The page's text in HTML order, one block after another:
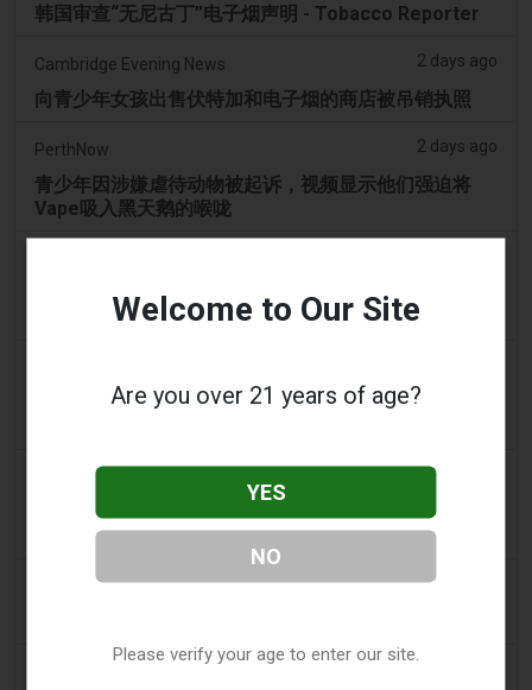
韩国审查“无尼古丁”电子烟声明 - Tobacco Reporter
Cambridge Evening News 2 days ago
向青少年女孩出售伏特加和电子烟的商店被吊销执照
PerthNow 2 days ago
青少年因涉嫌虐待动物被起诉，视频显示他们强迫将
Vape吸入黑天鹅的喉咙
中国江苏烟草垄断局和药品监管部门针对伪装成医疗器
械的非法电子烟销售，界定六类违规行为
宾夕法尼亚州在宪法挑战中捍卫风味电子烟法 -
Confidentenamibia 3 days ago
利润高于学生：价值十亿美元的电子烟丑闻正在毒害纳
米比亚的未来领导者
7NEWS Australia 3 days ago
Welcome to Our Site
Are you over 21 years of age?
YES
NO
Please verify your age to enter our site.